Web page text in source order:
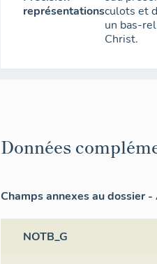
représentationsculots et
un bas-
Christ.
Données
Champs annexes au dossier
NOTB_G